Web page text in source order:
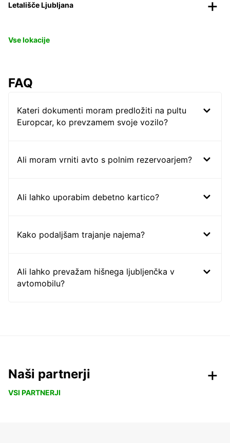
Letališče Ljubljana
Vse lokacije
FAQ
Kateri dokumenti moram predložiti na pultu
Europcar, ko prevzamem svoje vozilo?
Ali moram vrniti avto s polnim rezervoarjem?
Ali lahko uporabim debetno kartico?
Kako podaljšam trajanje najema?
Ali lahko prevažam hišnega ljubljenčka v
avtomobilu?
Naši partnerji
VSI PARTNERJI